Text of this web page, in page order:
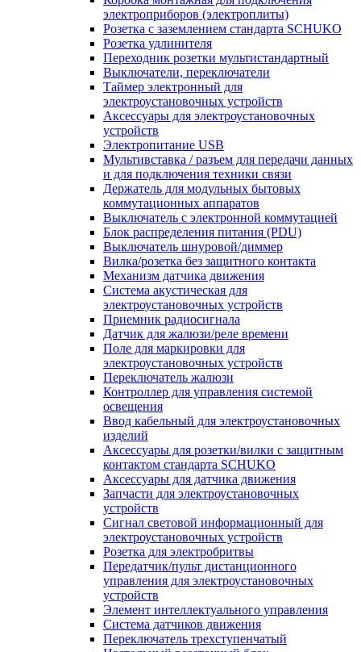
электроприборов (электроплиты)
Розетка с заземлением стандарта SCHUKO
Розетка удлинителя
Переходник розетки мультистандартный
Выключатели, переключатели
Таймер электронный для
электроустановочных устройств
Аксессуары для электроустановочных
устройств
Электропитание USB
Мультивставка / разъем для передачи данных
и для подключения техники связи
Держатель для модульных бытовых
коммутационных аппаратов
Выключатель с электронной коммутацией
Блок распределения питания (PDU)
Выключатель шнуровой/диммер
Вилка/розетка без защитного контакта
Механизм датчика движения
Система акустическая для
электроустановочных устройств
Приемник радиосигнала
Датчик для жалюзи/реле времени
Поле для маркировки для
электроустановочных устройств
Переключатель жалюзи
Контроллер для управления системой
освещения
Ввод кабельный для электроустановочных
изделий
Аксессуары для розетки/вилки с защитным
контактом стандарта SCHUKO
Аксессуары для датчика движения
Запчасти для электроустановочных
устройств
Сигнал световой информационный для
электроустановочных устройств
Розетка для электробритвы
Передатчик/пульт дистанционного
управления для электроустановочных
устройств
Элемент интеллектуального управления
Система датчиков движения
Переключатель трехступенчатый